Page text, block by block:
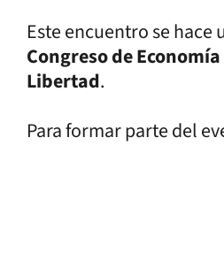
Este encuentro se hace
Congreso de
Libertad.
Para formar parte del